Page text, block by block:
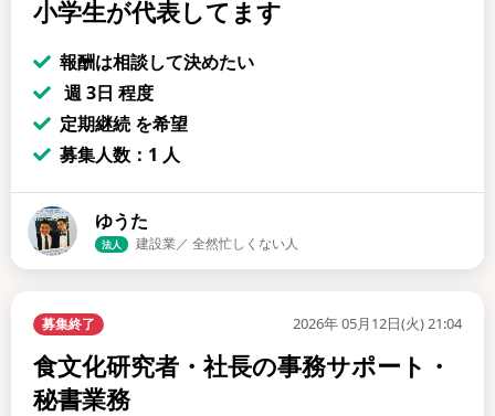
小学生が代表してます
報酬は相談して決めたい
週 3日 程度
定期継続 を希望
募集人数：1 人
ゆうた
法人 建設業／ 全然忙しくない人
募集終了 2026年 05月12日(火) 21:04
食文化研究者・社長の事務サポート・
秘書業務